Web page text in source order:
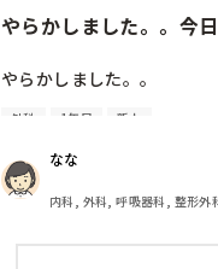
やらかしました。。今
やらかしました。。
今日はじめての創処置をし
ゴミと一緒に、ノリで鑷子
患者に使用した物品は使い
にあって…。
外科 1年目 新人
なな
内科, 外科, 呼吸器科, 整形外